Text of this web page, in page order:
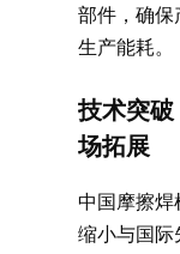
部件，确保
生产能耗。
技术突
场拓展
中国摩擦焊
缩小与国际